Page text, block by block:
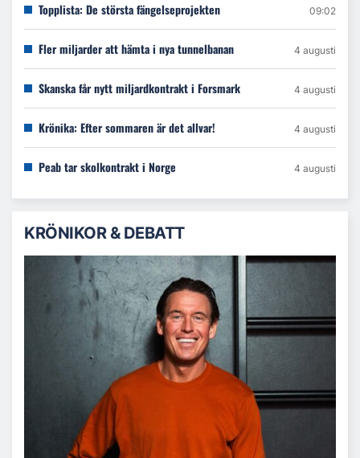
Topplista: De största fängelseprojekten 09:02
Fler miljarder att hämta i nya tunnelbanan 4 augusti
Skanska får nytt miljardkontrakt i Forsmark 4 augusti
Krönika: Efter sommaren är det allvar! 4 augusti
Peab tar skolkontrakt i Norge 4 augusti
KRÖNIKOR & DEBATT